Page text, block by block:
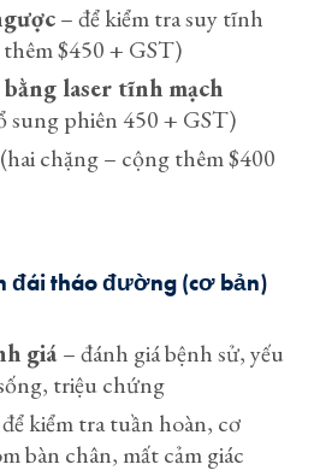
– để kiểm tra suy tĩnh
$450 + GST)
laser tĩnh mạch
sung phiên 450 + GST)
chặng – cộng thêm $400
đái tháo đường (cơ bản)
giá– đánh giá bệnh sử, yếu
triệu chứng
kiểm tra tuần hoàn, cơ
bàn chân, mất cảm giác